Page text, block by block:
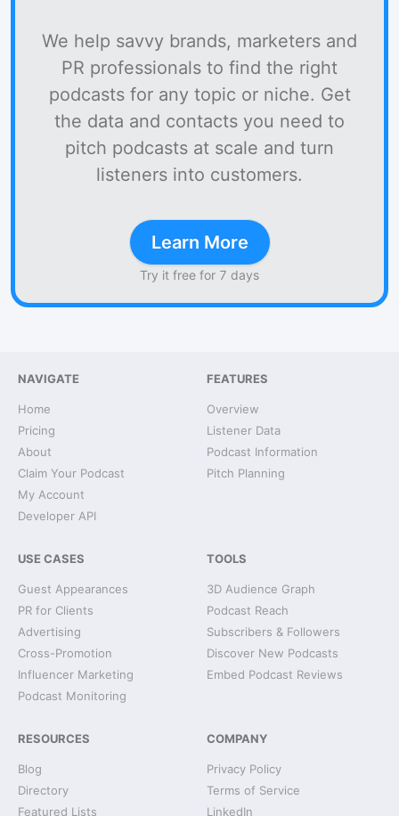
We help savvy brands, marketers and
PR professionals to find the right
podcasts for any topic or niche. Get
the data and contacts you need to
pitch podcasts at scale and turn
listeners into customers.
Learn More
Try it free for 7 days
NAVIGATE
Home
Pricing
About
Claim Your Podcast
My Account
Developer API
FEATURES
Overview
Listener Data
Podcast Information
Pitch Planning
USE CASES
Guest Appearances
PR for Clients
Advertising
Cross-Promotion
Influencer Marketing
Podcast Monitoring
TOOLS
3D Audience Graph
Podcast Reach
Subscribers & Followers
Discover New Podcasts
Embed Podcast Reviews
RESOURCES
Blog
Directory
Featured Lists
COMPANY
Privacy Policy
Terms of Service
LinkedIn